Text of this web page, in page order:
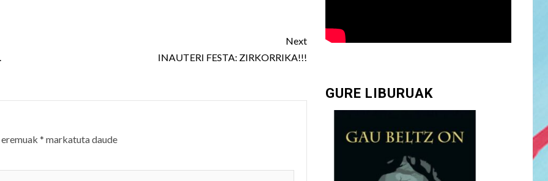
Next
INAUTERI FESTA: ZIRKORRIKA!!!
* markatuta daude
GURE LIBURUAK